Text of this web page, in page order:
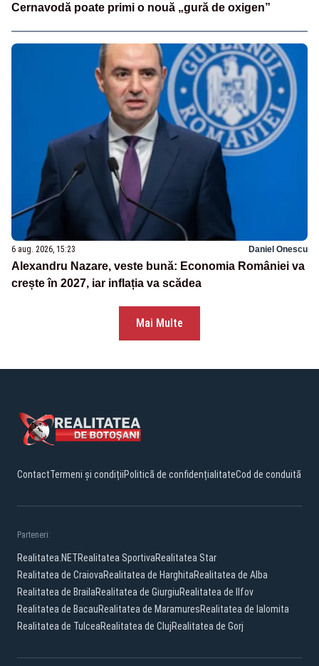
Cernavodă poate primi o nouă „gură de oxigen”
6 aug. 2026, 15:23 Daniel Onescu
Alexandru Nazare, veste bună: Economia României va
crește în 2027, iar inflația va scădea
Mai Multe
ContactTermeni și condițiiPolitică de confidențialitateCod de conduită
Parteneri:
Realitatea.NETRealitatea SportivaRealitatea Star
Realitatea de CraiovaRealitatea de HarghitaRealitatea de Alba
Realitatea de BrailaRealitatea de GiurgiuRealitatea de Ilfov
Realitatea de BacauRealitatea de MaramuresRealitatea de Ialomita
Realitatea de TulceaRealitatea de ClujRealitatea de Gorj